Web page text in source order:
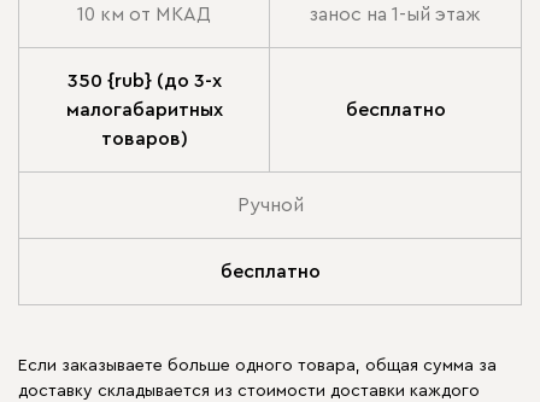
10 км от МКАД занос на 1-ый этаж
350 {rub} (до 3-х
малогабаритных
товаров)
бесплатно
Ручной
бесплатно
Если заказываете больше одного товара, общая сумма за
доставку складывается из стоимости доставки каждого